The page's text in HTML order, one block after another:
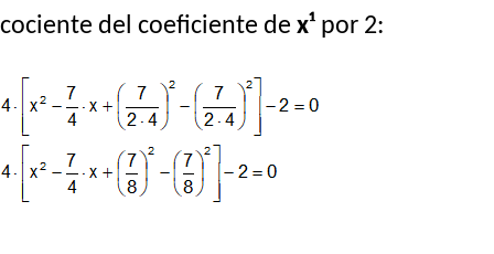
cociente del coeficiente de x¹ por 2: